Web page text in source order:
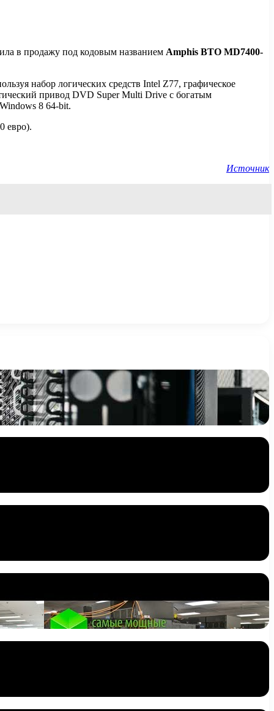
в продажу под кодовым названием Amphis BTO MD7400-
набор логических средств Intel Z77, графическое
привод DVD Super Multi Drive с богатым
8 64-bit.
евро).
Источник